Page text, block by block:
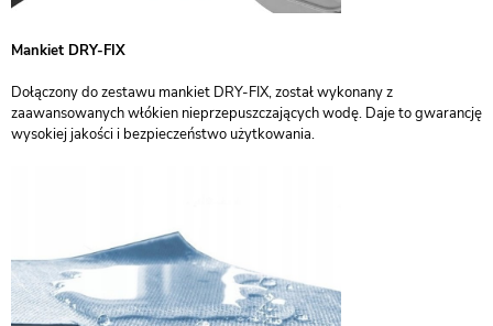
Mankiet DRY-FIX
Dołączony do zestawu mankiet DRY-FIX, został wykonany z
zaawansowanych włókien nieprzepuszczających wodę. Daje to gwarancję
wysokiej jakości i bezpieczeństwo użytkowania.